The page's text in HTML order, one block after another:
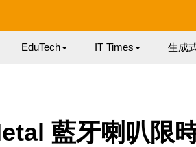
EduTech IT Times 生成
藍牙喇叭限